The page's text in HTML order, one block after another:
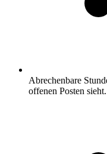
Abrechenbare
offenen Posten sieht.